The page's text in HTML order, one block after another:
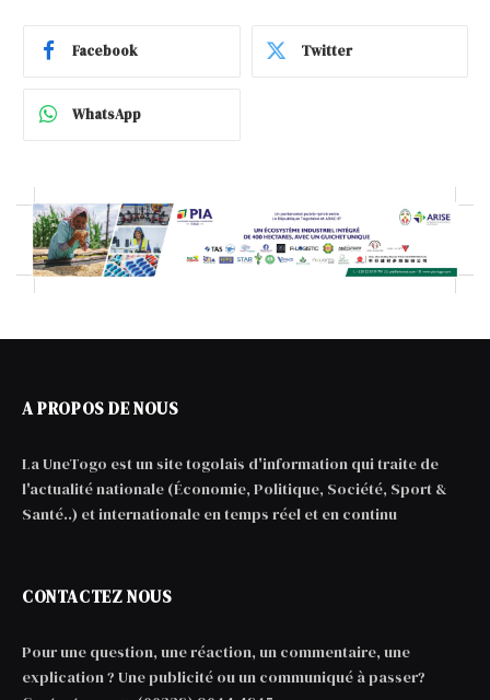
Facebook Twitter
WhatsApp
A PROPOS DE NOUS
La UneTogo est un site togolais d'information qui traite de
l'actualité nationale (Économie, Politique, Société, Sport &
Santé..) et internationale en temps réel et en continu
CONTACTEZ NOUS
Pour une question, une réaction, un commentaire, une
explication ? Une publicité ou un communiqué à passer?